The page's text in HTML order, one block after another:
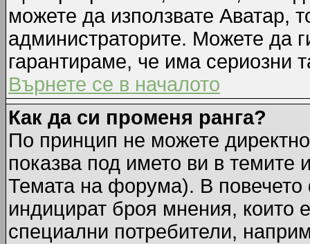
можете да използвате Аватар,
администраторите. Можете да
гарантираме, че има сериозни
Върнете се в началото
Как да си променя ранга?
По принцип не можете
показва под името ви в темите
Темата на форума). В повечето
индицират броя мнения, които
специални потребители,